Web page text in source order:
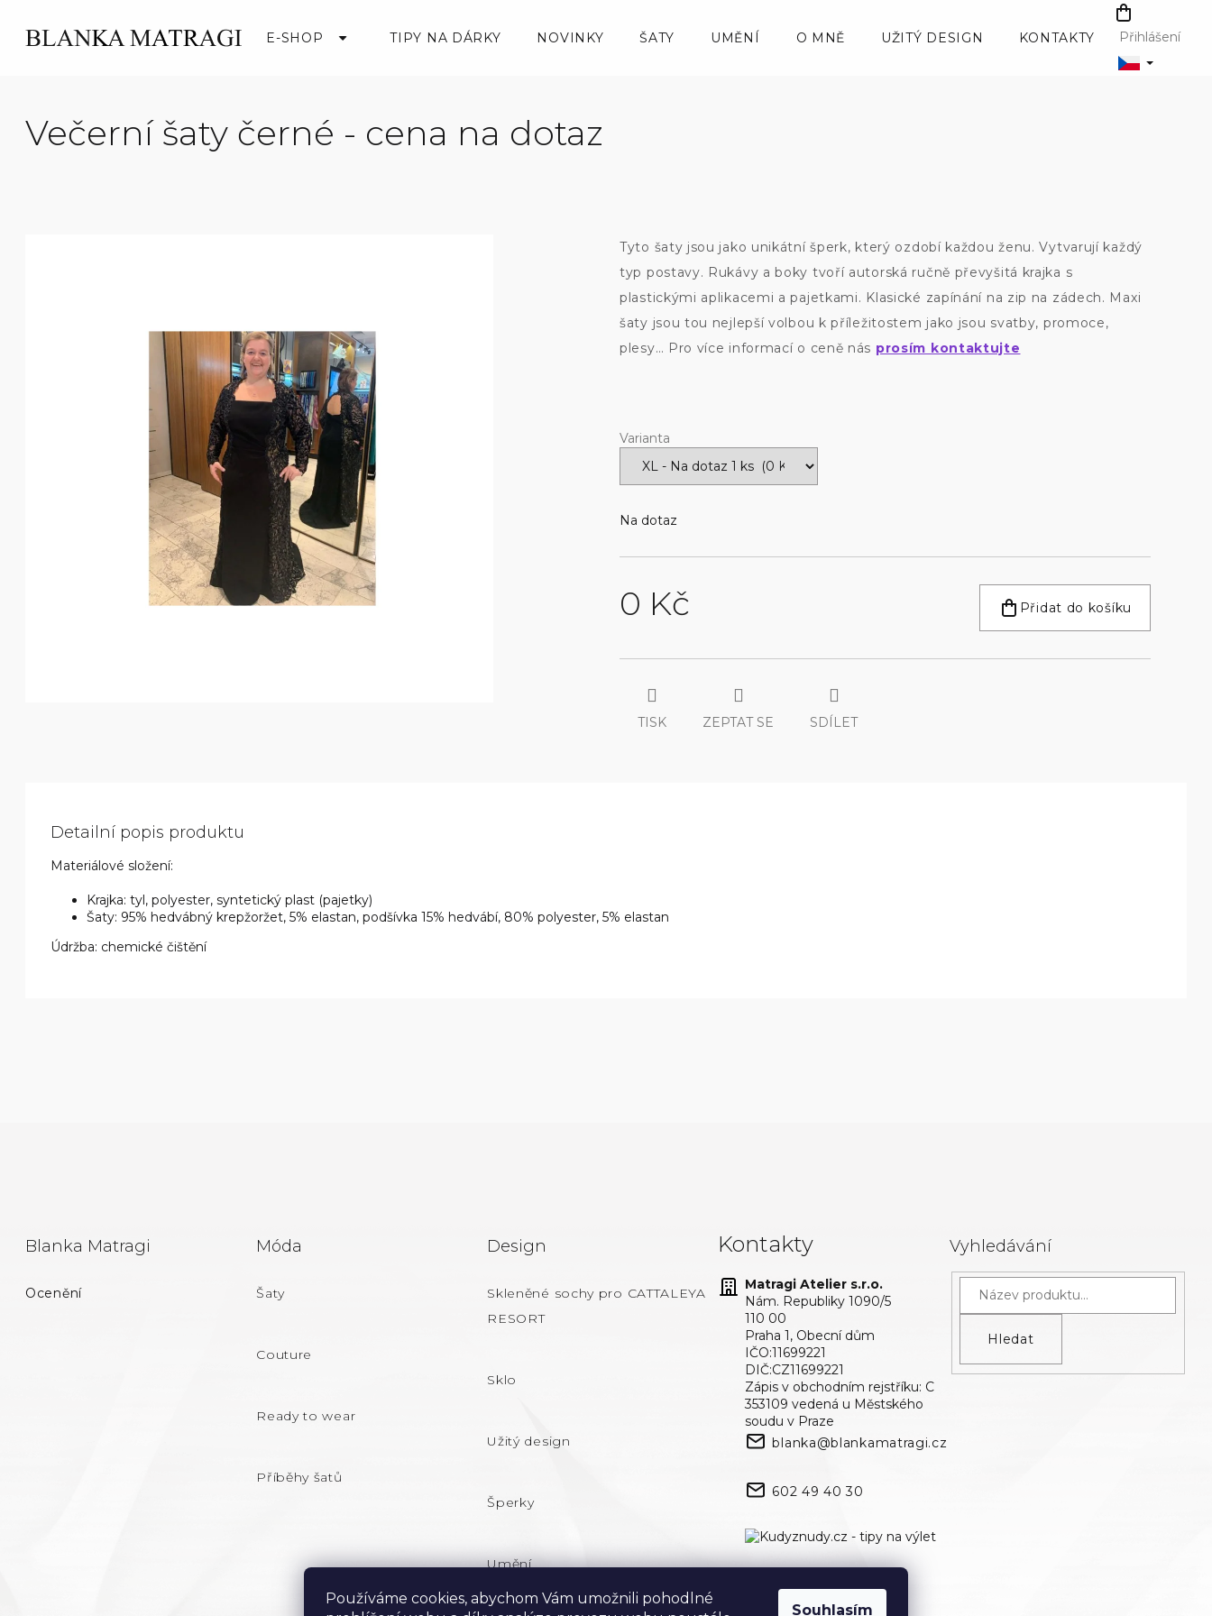
Používáme cookies, abychom Vám umožnili pohodlné
Souhlasím
obsah
E-SHOP TIPY NA DÁRKY NOVINKY ŠATY UMĚNÍ O MNĚ UŽITÝ DESIGN KONTAKTY
NÁKUPNÍ
KOŠÍK
Přihlášení
Večerní šaty černé - cena na dotaz
0 Kč
Na dotaz
Varianta
Přidat do košíku
Tyto šaty jsou jako unikátní šperk, který ozdobí každou ženu. Vytvarují každý
typ postavy. Rukávy a boky tvoří autorská ručně převyšitá krajka s
plastickými aplikacemi a pajetkami. Klasické zapínání na zip na zádech. Maxi
šaty jsou tou nejlepší volbou k příležitostem jako jsou svatby, promoce,
plesy… Pro více informací o ceně nás prosím kontaktujte
TISK ZEPTAT SE SDÍLET
Detailní popis produktu
Materiálové složení:
Krajka: tyl, polyester, syntetický plast (pajetky)
Šaty: 95% hedvábný krepžoržet, 5% elastan, podšívka 15% hedvábí, 80% polyester, 5% elastan
Údržba: chemické čištění
Blanka Matragi
Ocenění
Móda
Šaty
Couture
Ready to wear
Příběhy šatů
Design
Skleněné sochy pro CATTALEYA
RESORT
Sklo
Užitý design
Šperky
Umění
Kontakty
Matragi Atelier s.r.o.
Nám. Republiky 1090/5
110 00
Praha 1, Obecní dům
IČO:11699221
DIČ:CZ11699221
Zápis v obchodním rejstříku: C
353109 vedená u Městského
soudu v Praze
blanka@blankamatragi.cz
602 49 40 30
Vyhledávání
Hledat